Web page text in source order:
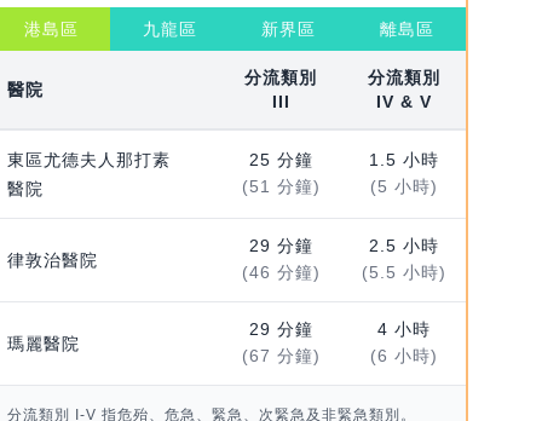
港島區 九龍區 新界區 離島區
醫院
分流類別
III
分流類別
IV & V
東區尤德夫人那打素
醫院
25 分鐘
(51 分鐘)
1.5 小時
(5 小時)
律敦治醫院
29 分鐘
(46 分鐘)
2.5 小時
(5.5 小時)
瑪麗醫院
29 分鐘
(67 分鐘)
4 小時
(6 小時)
分流類別 I-V 指危殆、危急、緊急、次緊急及非緊急類別。